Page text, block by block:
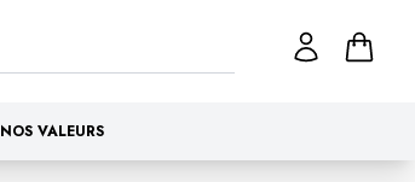
NOS VALEURS